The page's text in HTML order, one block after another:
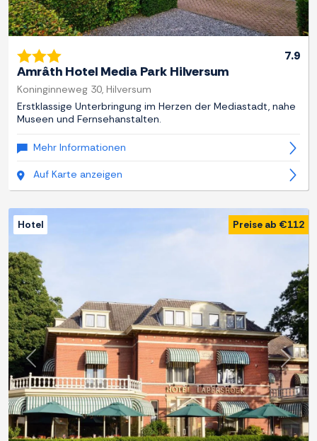
7.9
Amrâth Hotel Media Park Hilversum
Koninginneweg 30, Hilversum
Erstklassige Unterbringung im Herzen der Mediastadt, nahe
Museen und Fernsehanstalten.
Mehr Informationen
Auf Karte anzeigen
Zurück
Hotel Preise ab €112